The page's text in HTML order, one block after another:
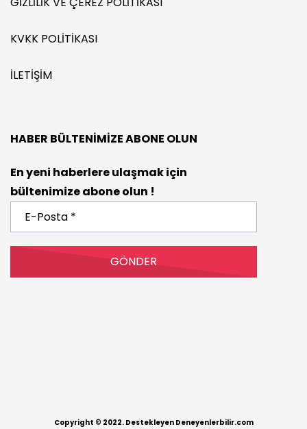
KVKK POLITIKASI
İLETIŞIM
HABER BÜLTENIMIZE ABONE OLUN
En yeni haberlere ulaşmak için
bültenimize abone olun !
Posta
*
Copyright © 2022. Destekleyen Deneyenlerbilir.com